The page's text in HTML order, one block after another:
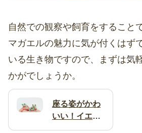
自然での観察や飼育をすること
マガエルの魅力に気が付くはず
いる生き物ですので、まずは気
かがでしょうか。
座る姿がかわ
いい！イエア
メガエルの醸